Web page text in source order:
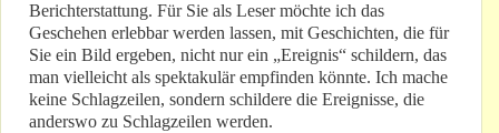
Berichterstattung. Für Sie als Leser möchte ich das
Geschehen erlebbar werden lassen, mit Geschichten, die für
Sie ein Bild ergeben, nicht nur ein „Ereignis“ schildern, das
man vielleicht als spektakulär empfinden könnte. Ich mache
keine Schlagzeilen, sondern schildere die Ereignisse, die
anderswo zu Schlagzeilen werden.